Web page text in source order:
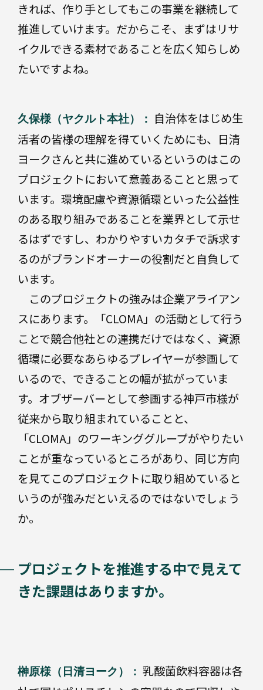
きれば、作り手としてもこの事業を継続して
推進していけます。だからこそ、まずはリサ
イクルできる素材であることを広く知らしめ
たいですよね。
久保様（ヤクルト本社）：
自治体をはじめ生
活者の皆様の理解を得ていくためにも、日清
ヨークさんと共に進めているというのはこの
プロジェクトにおいて意義あることと思って
います。環境配慮や資源循環といった公益性
のある取り組みであることを業界として示せ
るはずですし、わかりやすいカタチで訴求す
るのがブランドオーナーの役割だと自負して
います。
このプロジェクトの強みは企業アライアン
スにあります。「CLOMA」の活動として行う
ことで競合他社との連携だけではなく、資源
循環に必要なあらゆるプレイヤーが参画して
いるので、できることの幅が拡がっていま
す。オブザーバーとして参画する神戸市様が
従来から取り組まれていることと、
「CLOMA」のワーキンググループがやりたい
ことが重なっているところがあり、同じ方向
を見てこのプロジェクトに取り組めていると
いうのが強みだといえるのではないでしょう
か。
プロジェクトを推進する中で見えて
きた課題はありますか。
榊原様（日清ヨーク）： 乳酸菌飲料容器は各